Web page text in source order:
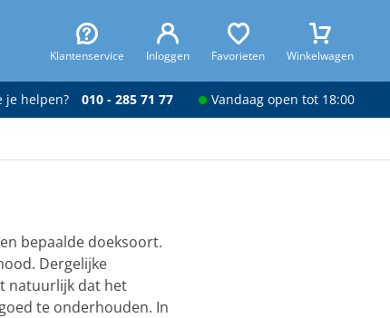
Klantenservice Inloggen Favorieten Winkelwagen
je helpen? 010 - 285 71 77 Vandaag open tot 18:00
bepaalde doeksoort.
Dergelijke
natuurlijk dat het
te onderhouden. In